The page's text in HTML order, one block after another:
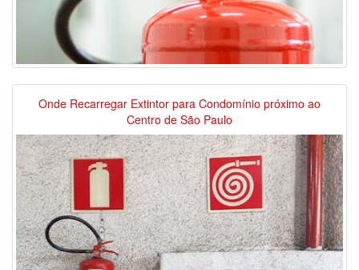
Onde Recarregar Extintor para Condomínio próximo ao
Centro de São Paulo